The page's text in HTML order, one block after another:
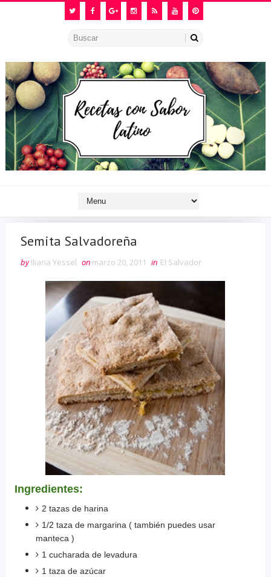
Semita Salvadoreña
by Iliana Yessel on marzo 20, 2011 in El Salvador
Ingredientes:
2 tazas de harina
1/2 taza de margarina ( también puedes usar
manteca )
1 cucharada de levadura
1 taza de azúcar